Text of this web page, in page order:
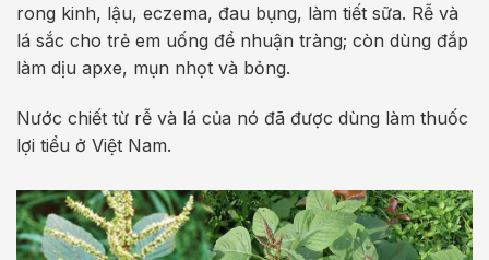
rong kinh, lậu, eczema, đau bụng, làm tiết sữa. Rễ và
lá sắc cho trẻ em uống để nhuận tràng; còn dùng đắp
làm dịu apxe, mụn nhọt và bỏng.
Nước chiết từ rễ và lá của nó đã được dùng làm thuốc
lợi tiểu ở Việt Nam.